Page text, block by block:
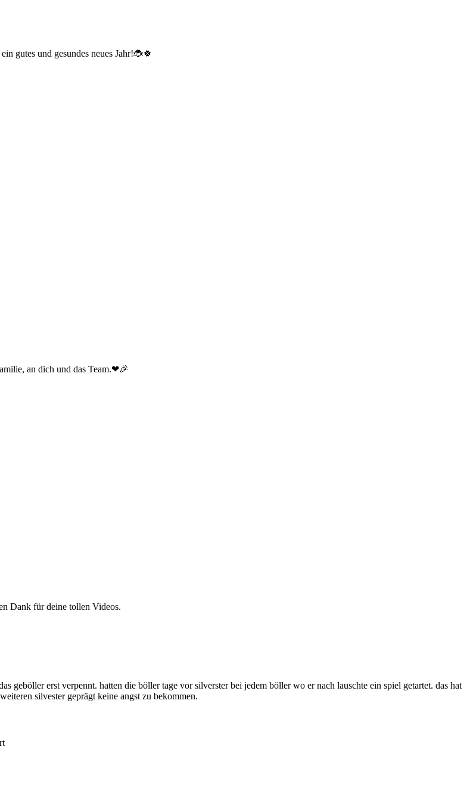
gutes und gesundes neues Jahr!🐞🍀
an dich und das Team.❤🎉
Dank für deine tollen Videos.
geböller erst verpennt. hatten die böller tage vor silverster bei jedem böller wo er nach lauschte ein spiel getartet. das hat
silvester geprägt keine angst zu bekommen.